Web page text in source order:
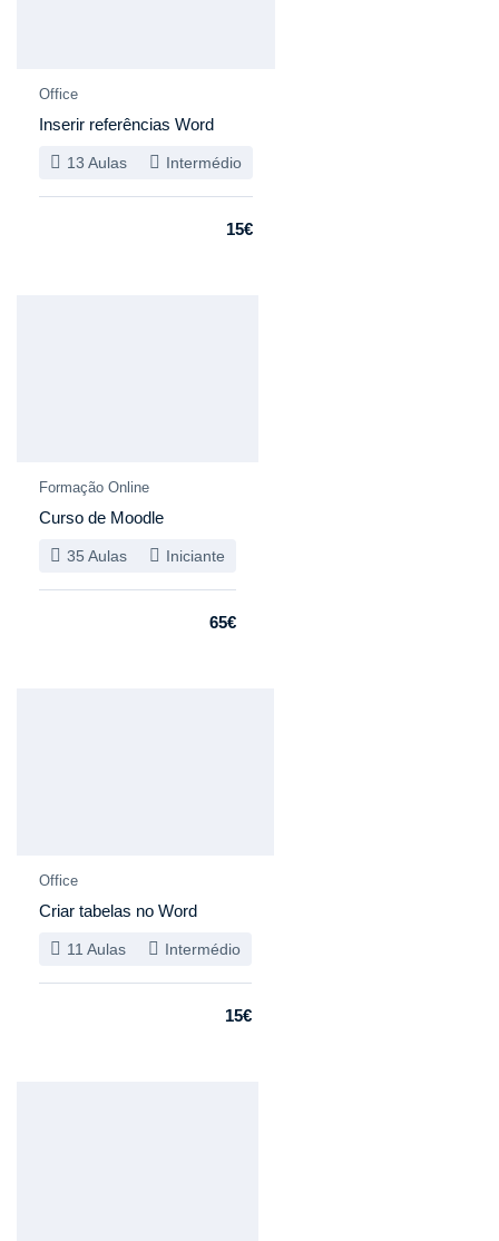
Office
Inserir referências Word
13 Aulas Intermédio
15€
Formação Online
Curso de Moodle
35 Aulas Iniciante
65€
Office
Criar tabelas no Word
11 Aulas Intermédio
15€